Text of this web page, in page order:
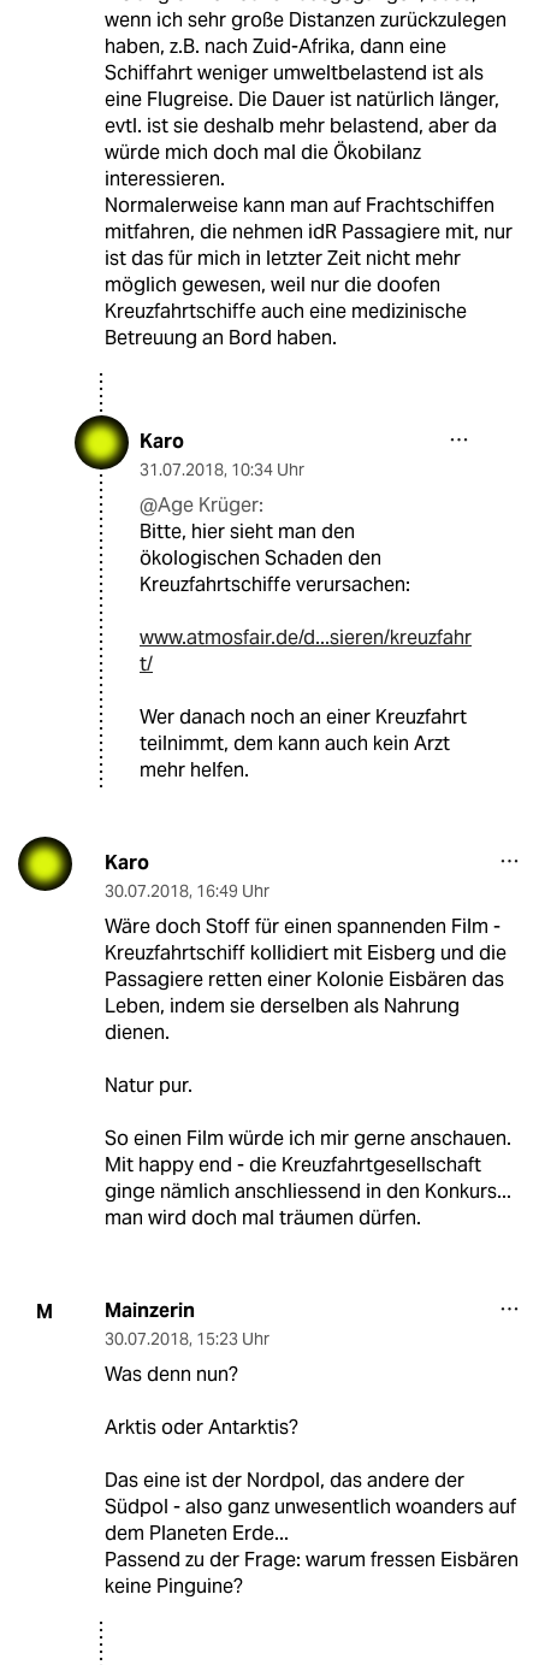
wenn ich sehr große Distanzen zurückzulegen
haben, z.B. nach Zuid-Afrika, dann eine
Schiffahrt weniger umweltbelastend ist als
eine Flugreise. Die Dauer ist natürlich länger,
evtl. ist sie deshalb mehr belastend, aber da
würde mich doch mal die Ökobilanz
interessieren.
Normalerweise kann man auf Frachtschiffen
mitfahren, die nehmen idR Passagiere mit, nur
ist das für mich in letzter Zeit nicht mehr
möglich gewesen, weil nur die doofen
Kreuzfahrtschiffe auch eine medizinische
Betreuung an Bord haben.
Karo
31.07.2018, 10:34 Uhr
@Age Krüger:
Bitte, hier sieht man den
ökologischen Schaden den
Kreuzfahrtschiffe verursachen:
www.atmosfair.de/d...sieren/kreuzfahr
t/
Wer danach noch an einer Kreuzfahrt
teilnimmt, dem kann auch kein Arzt
mehr helfen.
Karo
30.07.2018, 16:49 Uhr
Wäre doch Stoff für einen spannenden Film -
Kreuzfahrtschiff kollidiert mit Eisberg und die
Passagiere retten einer Kolonie Eisbären das
Leben, indem sie derselben als Nahrung
dienen.
Natur pur.
So einen Film würde ich mir gerne anschauen.
Mit happy end - die Kreuzfahrtgesellschaft
ginge nämlich anschliessend in den Konkurs...
man wird doch mal träumen dürfen.
M Mainzerin
30.07.2018, 15:23 Uhr
Was denn nun?
Arktis oder Antarktis?
Das eine ist der Nordpol, das andere der
Südpol - also ganz unwesentlich woanders auf
dem Planeten Erde...
Passend zu der Frage: warum fressen Eisbären
keine Pinguine?